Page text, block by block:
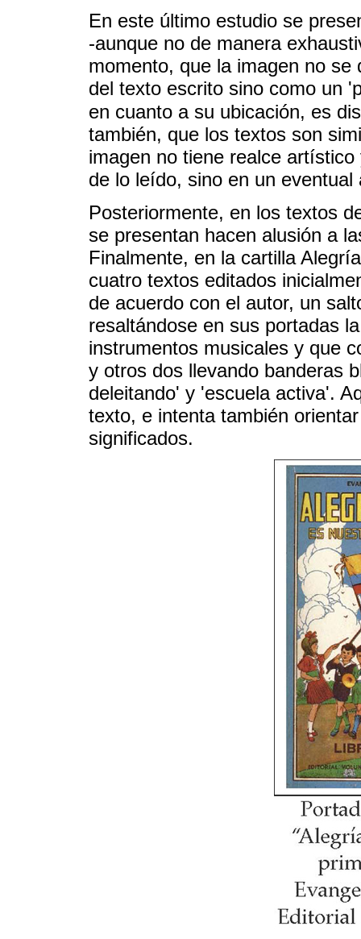
En este último estudio se
-aunque no de manera
momento, que la imagen no
del texto escrito sino como un
en cuanto a su ubicación, es
también, que los textos son
imagen no tiene realce
de lo leído, sino en un eventual
Posteriormente, en los textos
se presentan hacen alusión a
Finalmente, en la cartilla
cuatro textos editados
de acuerdo con el autor, un
resaltándose en sus portadas
instrumentos musicales y que
y otros dos llevando banderas
deleitando' y 'escuela activa'.
texto, e intenta también
significados.